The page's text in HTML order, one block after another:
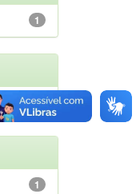
1
1
1